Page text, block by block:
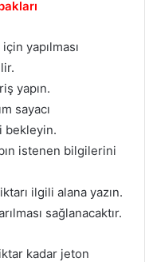
yapılması
yapın.
sayacı
bekleyin.
istenen bilgilerini
ilgili alana yazın.
sağlanacaktır.
kadar jeton